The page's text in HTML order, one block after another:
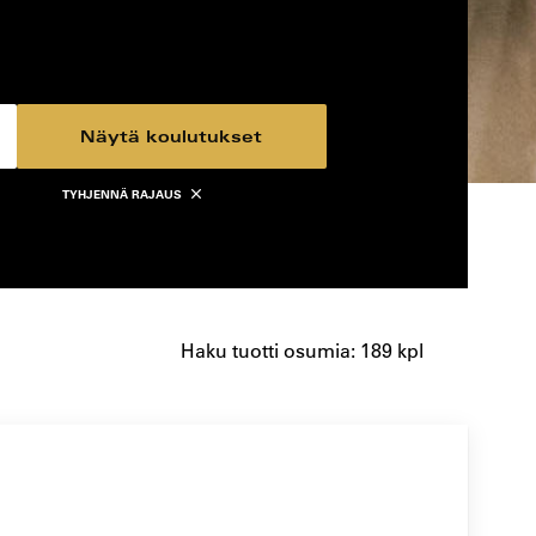
TYHJENNÄ RAJAUS
Näytä koulutukset
Haku tuotti osumia: 189 kpl